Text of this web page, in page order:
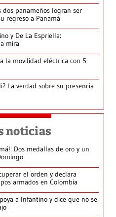
dos panameños logran ser
regreso a Panamá
y De La Espriella:
mira
la movilidad eléctrica con 5
La verdad sobre su presencia
noticias
Dos medallas de oro y un
el orden y declara
armados en Colombia
a Infantino y dice que no se